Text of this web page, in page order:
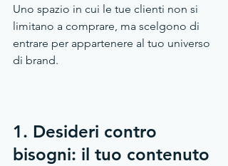
Uno spazio in cui le tue clienti non si
limitano a comprare, ma scelgono di
entrare per appartenere al tuo universo
di brand.
1. Desideri contro
bisogni: il tuo contenuto